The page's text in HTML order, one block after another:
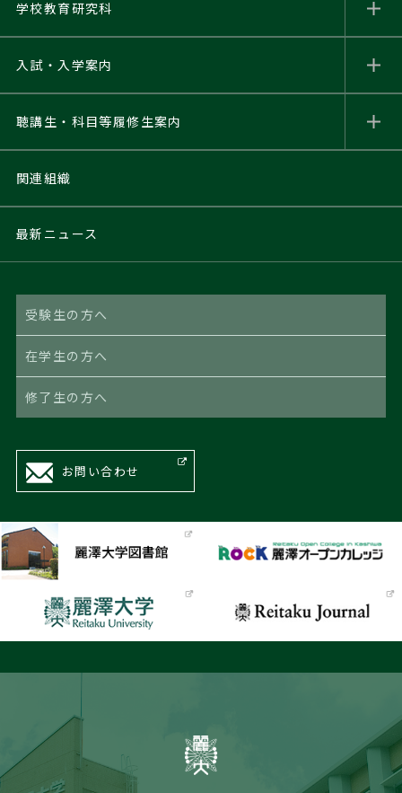
学校教育研究科
入試・入学案内
聴講生・科目等履修生案内
関連組織
最新ニュース
受験生の方へ
在学生の方へ
修了生の方へ
お問い合わせ